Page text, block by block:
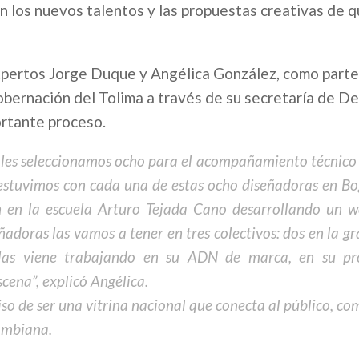
los nuevos talentos y las propuestas creativas de
Jorge Duque y Angélica González, como
del Tolima a través de su secretaría de
proceso.
seleccionamos ocho para el acompañamiento
con cada una de estas ocho diseñadoras en
la escuela Arturo Tejada Cano desarrollando un
las vamos a tener en tres colectivos: dos en la
viene trabajando en su ADN de marca, en su
explicó Angélica.
de ser una vitrina nacional que conecta al público,